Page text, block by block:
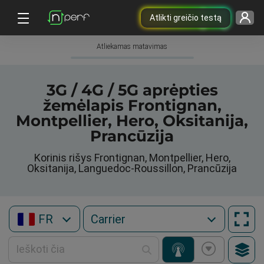
Atlikti greičio testą
Atliekamas matavimas
3G / 4G / 5G aprėpties
žemėlapis Frontignan,
Montpellier, Hero, Oksitanija,
Prancūzija
Korinis rišys Frontignan, Montpellier, Hero,
Oksitanija, Languedoc-Roussillon, Prancūzija
FR